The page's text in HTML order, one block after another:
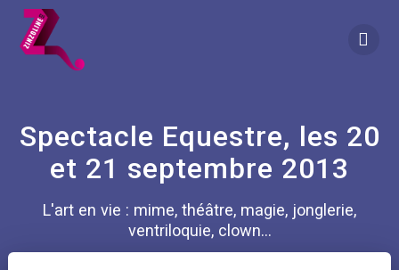
Spectacle Equestre, les 20
et 21 septembre 2013
L'art en vie : mime, théâtre, magie, jonglerie,
ventriloquie, clown...